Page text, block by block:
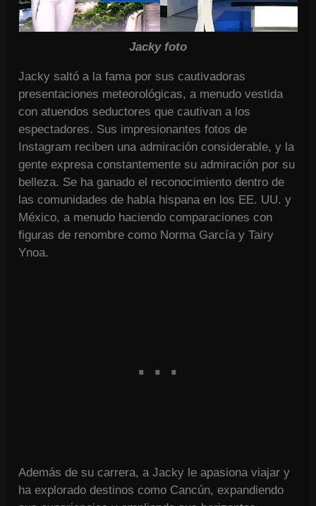
Jacky foto
Jacky saltó a la fama por sus cautivadoras
presentaciones meteorológicas, a menudo vestida
con atuendos seductores que cautivan a los
espectadores. Sus impresionantes fotos de
Instagram reciben una admiración considerable, y la
gente expresa constantemente su admiración por su
belleza. Se ha ganado el reconocimiento dentro de
las comunidades de habla hispana en los EE. UU. y
México, a menudo haciendo comparaciones con
figuras de renombre como Norma García y Tairy
Ynoa.
Además de su carrera, a Jacky le apasiona viajar y
ha explorado destinos como Cancún, expandiendo